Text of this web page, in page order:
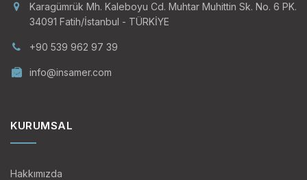
Karagümrük Mh. Kaleboyu Cd. Muhtar Muhittin Sk. No. 6 PK.
34091 Fatih/İstanbul - TÜRKİYE
+90 539 962 97 39
info@insamer.com
KURUMSAL
Hakkımızda